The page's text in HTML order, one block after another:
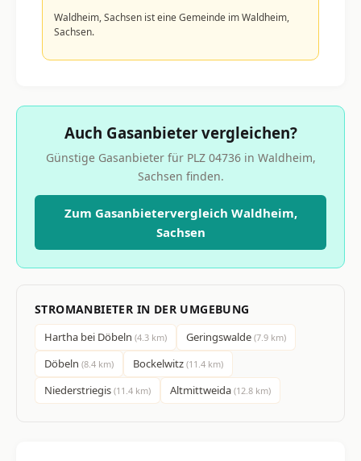
Waldheim, Sachsen ist eine Gemeinde im Waldheim,
Sachsen.
Auch Gasanbieter vergleichen?
Günstige Gasanbieter für PLZ 04736 in Waldheim,
Sachsen finden.
Zum Gasanbietervergleich Waldheim,
Sachsen
STROMANBIETER IN DER UMGEBUNG
Hartha bei Döbeln (4.3 km) Geringswalde (7.9 km)
Döbeln (8.4 km) Bockelwitz (11.4 km)
Niederstriegis (11.4 km) Altmittweida (12.8 km)